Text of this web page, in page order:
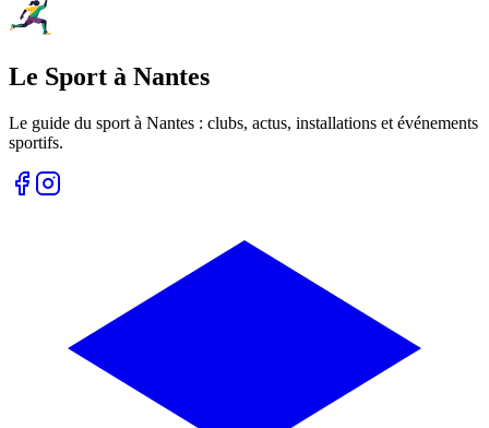
Le Sport à Nantes
Le guide du sport à Nantes : clubs, actus, installations et événements
sportifs.